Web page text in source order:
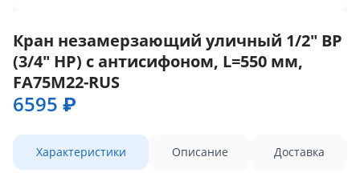
Кран незамерзающий уличный 1/2" ВР
(3/4" НР) с антисифоном, L=550 мм,
FA75M22-RUS
6595 ₽
Характеристики Описание Доставка